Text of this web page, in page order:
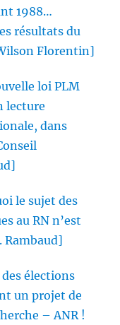
1988…
résultats du
Florentin]
loi PLM
lecture
dans
le sujet des
au RN n’est
Rambaud]
élections
un projet de
– ANR !